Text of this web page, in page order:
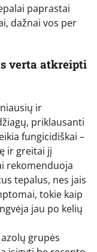
paprastai
dažnai vos per
verta atkreipti
ir
priklausanti
fungicidiškai –
ir greitai jį
rekomenduoja
tepalus, nes jais
tokie kaip
jau po kelių
grupės